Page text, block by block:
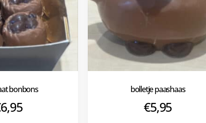
bonbons
6,95
bolletje paashaas
€5,95